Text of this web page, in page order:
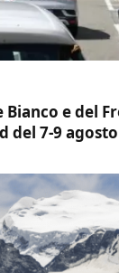
e del
del 7-9